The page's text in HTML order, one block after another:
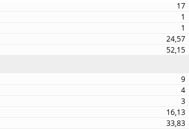
17
1
1
24,57
52,15
9
4
3
16,13
33,83